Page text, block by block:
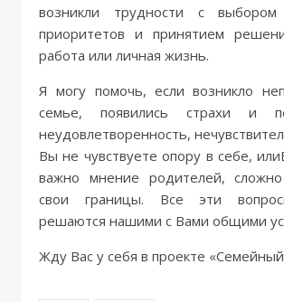
возникли трудности с
приоритетов и принятием
работа или личная жизнь.
Я могу помочь, если возникло
семье, появились страхи и
неудовлетворенность,
Вы не чувствуете опору в себе,
важно мнение родителей, сложно
свои границы. Все эти
решаются нашими с Вами общими
Жду Вас у себя в проекте «Семейный